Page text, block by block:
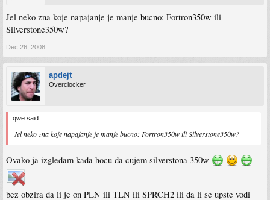
Jel neko zna koje napajanje je manje bucno: Fortron350w ili
Silverstone350w?
Dec 26, 2008
apdejt
Overclocker
qwe said:
Jel neko zna koje napajanje je manje bucno: Fortron350w ili Silverstone350w?
Ovako ja izgledam kada hocu da cujem silverstona 350w
bez obzira da li je on PLN ili TLN ili SPRCH2 ili da li se upste vodi